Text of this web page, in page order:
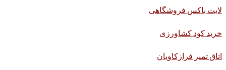
لایت باکس فروشگاهی
خرید کود کشاورزی
اتاق تمیز فرازکاویان